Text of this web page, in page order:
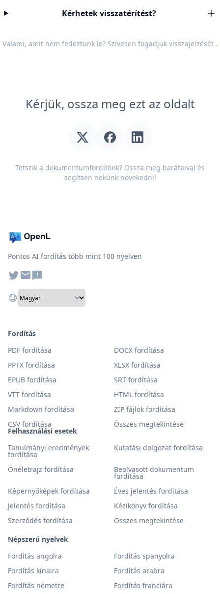
Kérhetek visszatérítést?
Valami, amit nem fedeztünk le? Szívesen fogadjuk visszajelzését .
Kérjük, ossza meg ezt az oldalt
Tetszik a dokumentumfordítónk? Ossza meg barátaival és
segítsen nekünk növekedni!
Pontos AI fordítás több mint 100 nyelven
Felhasználási esetek
Tanulmányi eredmények
fordítása
Kutatási dolgozat fordítása
Önéletrajz fordítása Beolvasott dokumentum
fordítása
Képernyőképek fordítása
Éves jelentés fordítása
Jelentés fordítása
Kézikönyv fordítása
Szerződés fordítása
Összes megtekintése
Népszerű nyelvek
Fordítás angolra
Fordítás spanyolra
Fordítás kínaira
Fordítás arabra
Fordítás németre
Fordítás franciára
Fordítás
PDF fordítása
DOCX fordítása
PPTX fordítása
XLSX fordítása
EPUB fordítása
SRT fordítása
VTT fordítása
HTML fordítása
Markdown fordítása
ZIP fájlok fordítása
CSV fordítása
Összes megtekintése